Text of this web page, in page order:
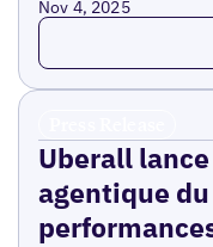
Nov 4, 2025
Read more
Uberall
agentique